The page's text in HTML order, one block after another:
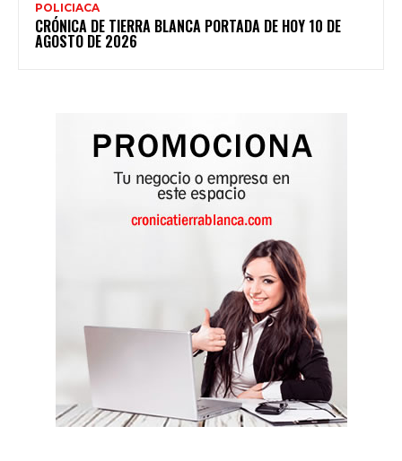
POLICIACA
CRÓNICA DE TIERRA BLANCA PORTADA DE HOY 10 DE
AGOSTO DE 2026